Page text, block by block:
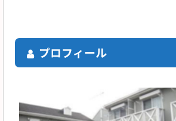
プロフィール